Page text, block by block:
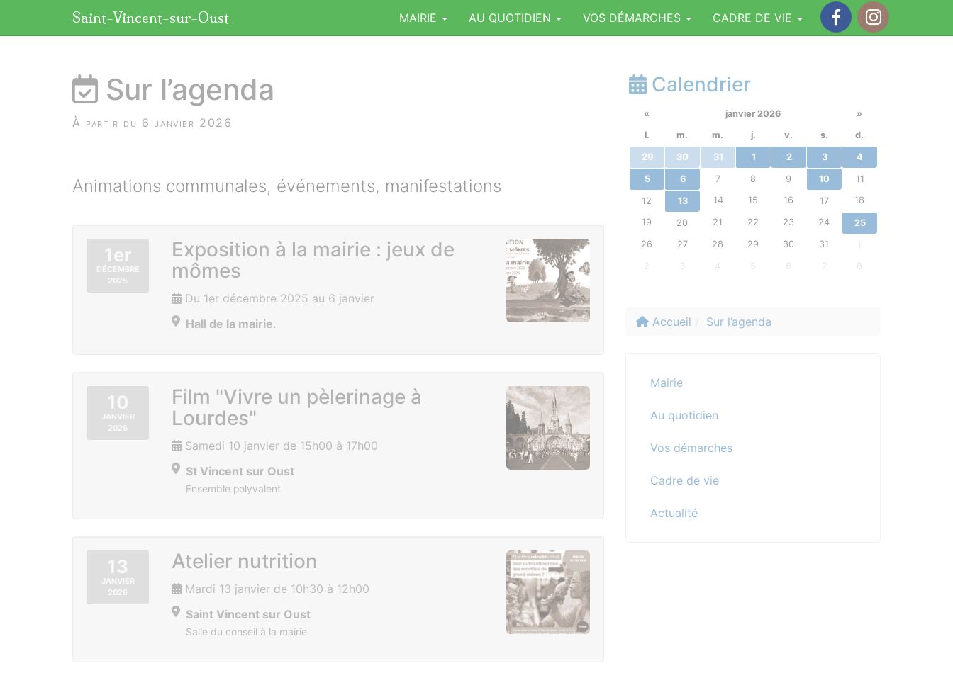
Saint-Vincent-sur-Oust MAIRIE AU QUOTIDIEN VOS DÉMARCHES
CADRE DE VIE
Sur l’agenda
À partir du 6 janvier 2026
Animations communales, événements, manifestations
1er
DÉCEMBRE
2025
Exposition à la mairie : jeux de
mômes
Du 1er décembre 2025 au 6 janvier
Hall de la mairie.
10
JANVIER
2026
Film "Vivre un pèlerinage à
Lourdes"
Samedi 10 janvier de 15h00 à 17h00
St Vincent sur Oust
Ensemble polyvalent
13
JANVIER
2026
Atelier nutrition
Mardi 13 janvier de 10h30 à 12h00
Saint Vincent sur Oust
Salle du conseil à la mairie
Calendrier
« janvier 2026
»
l.
m. m. j. v. s. d.
29 30 31 1 2 3 4
5 6 7 8 9 10 11
12 13 14 15 16 17 18
19 20 21 22 23 24
25
26
27 28 29 30 31
2
3 4 5 6 7 8
Accueil Sur l’agenda
Mairie
Au quotidien
Vos démarches
Cadre de vie
Actualité
Panneau de gestion des cookies